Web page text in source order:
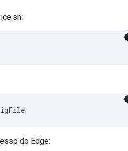
do Edge: